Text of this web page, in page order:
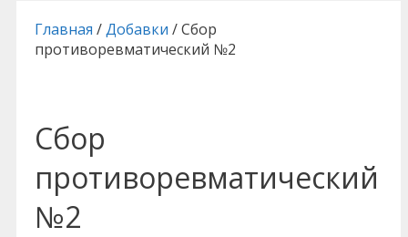
Главная /Добавки / Сбор
противоревматический №2
Сбор
противоревматический
№2